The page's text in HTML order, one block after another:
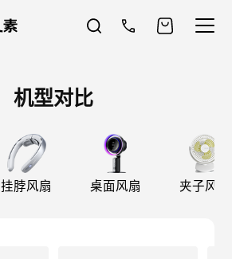
机型对比
挂脖风扇 桌面风扇 夹子风扇